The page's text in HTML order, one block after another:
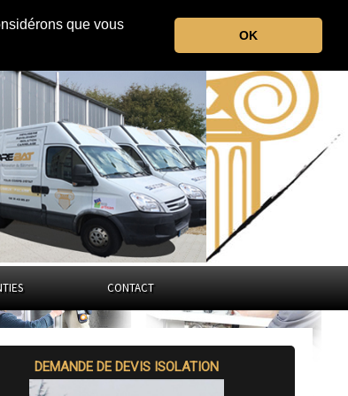
que vous
OK
la Saône-et-Loire
Bourgogne-Franche-Comté
CONTACT
DEMANDE DE DEVIS ISOLATION